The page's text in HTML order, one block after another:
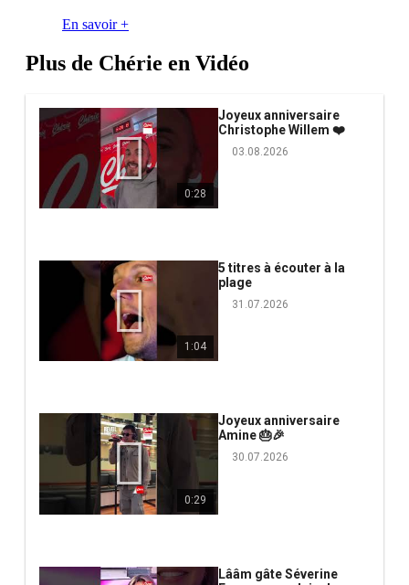
En savoir +
Plus de Chérie en Vidéo
0:28
Joyeux anniversaire
Christophe Willem ❤️
03.08.2026
1:04
5 titres à écouter à la
plage
31.07.2026
0:29
Joyeux anniversaire
Amine 🎂🎉
30.07.2026
Lââm gâte Séverine